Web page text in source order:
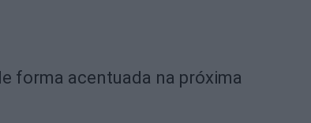
forma acentuada na próxima